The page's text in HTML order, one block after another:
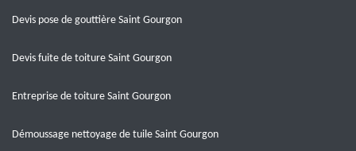
Devis pose de gouttière Saint Gourgon
Devis fuite de toiture Saint Gourgon
Entreprise de toiture Saint Gourgon
Démoussage nettoyage de tuile Saint Gourgon